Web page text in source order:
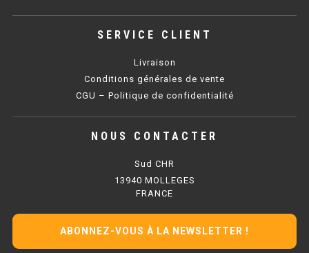
SALADETTE COMPACTE
SALADETTE 800 VITRÉE
SERVICE CLIENT
Livraison
Conditions générales de vente
CGU – Politique de confidentialité
NOUS CONTACTER
Sud CHR
13940 MOLLEGES
FRANCE
ABONNEZ-VOUS À LA NEWSLETTER !